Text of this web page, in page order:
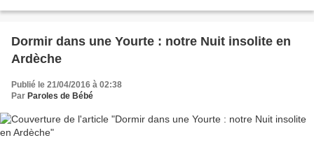
Dormir dans une Yourte : notre Nuit insolite en
Ardèche
Publié le 21/04/2016 à 02:38
Par Paroles de Bébé